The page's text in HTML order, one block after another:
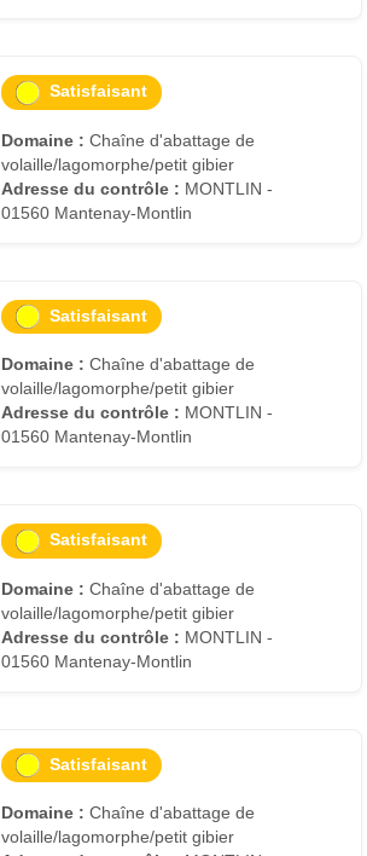
Satisfaisant
Domaine : Chaîne d'abattage de
volaille/lagomorphe/petit gibier
Adresse du contrôle : MONTLIN -
01560 Mantenay-Montlin
Satisfaisant
Domaine : Chaîne d'abattage de
volaille/lagomorphe/petit gibier
Adresse du contrôle : MONTLIN -
01560 Mantenay-Montlin
Satisfaisant
Domaine : Chaîne d'abattage de
volaille/lagomorphe/petit gibier
Adresse du contrôle : MONTLIN -
01560 Mantenay-Montlin
Satisfaisant
Domaine : Chaîne d'abattage de
volaille/lagomorphe/petit gibier